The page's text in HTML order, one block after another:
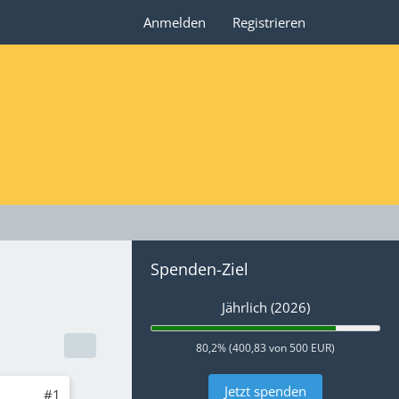
Anmelden Registrieren
#1
Spenden-Ziel
Jährlich (2026)
80,2% (400,83 von 500 EUR)
Jetzt spenden